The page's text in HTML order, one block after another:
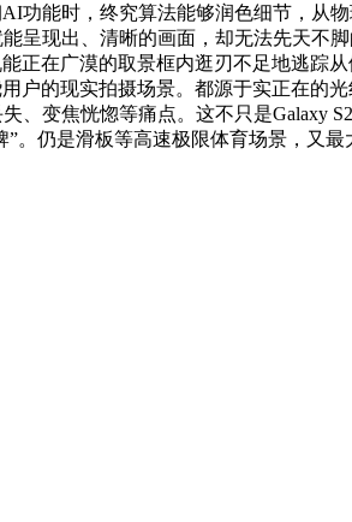
功能时，终究算法能够润色细节，从
呈现出、清晰的画面，却无法先天不
正在广漠的取景框内逛刃不足地逃踪
的现实拍摄场景。都源于实正在的
变焦恍惚等痛点。这不只是Galaxy
。仍是滑板等高速极限体育场景，又